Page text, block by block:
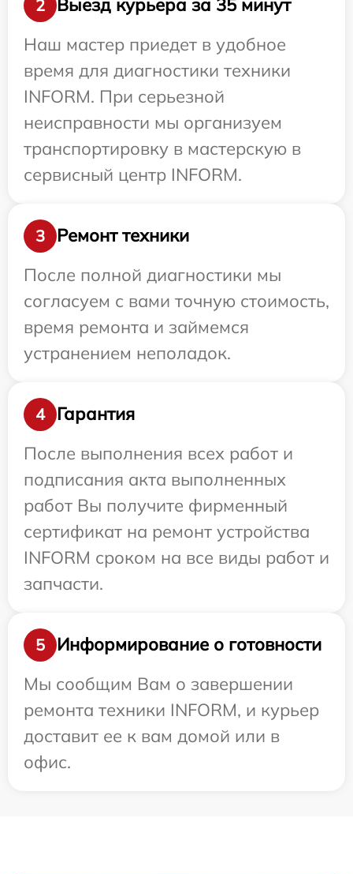
2
Выезд курьера за 35 минут
Наш мастер приедет в удобное
время для диагностики техники
INFORM. При серьезной
неисправности мы организуем
транспортировку в мастерскую в
сервисный центр INFORM.
3
Ремонт техники
После полной диагностики мы
согласуем с вами точную стоимость,
время ремонта и займемся
устранением неполадок.
4
Гарантия
После выполнения всех работ и
подписания акта выполненных
работ Вы получите фирменный
сертификат на ремонт устройства
INFORM сроком на все виды работ и
запчасти.
5
Информирование о готовности
Мы сообщим Вам о завершении
ремонта техники INFORM, и курьер
доставит ее к вам домой или в
офис.